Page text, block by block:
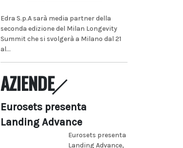
Edra S.p.A sarà media partner della
seconda edizione del Milan Longevity
Summit che si svolgerà a Milano dal 21
al...
AZIENDE
Eurosets presenta
Landing Advance
Eurosets presenta
Landing Advance,